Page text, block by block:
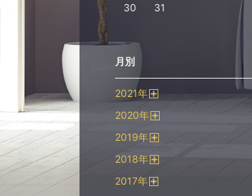
30 31
月別
2021年
開
2020年
2019年
く
2018年
2017年